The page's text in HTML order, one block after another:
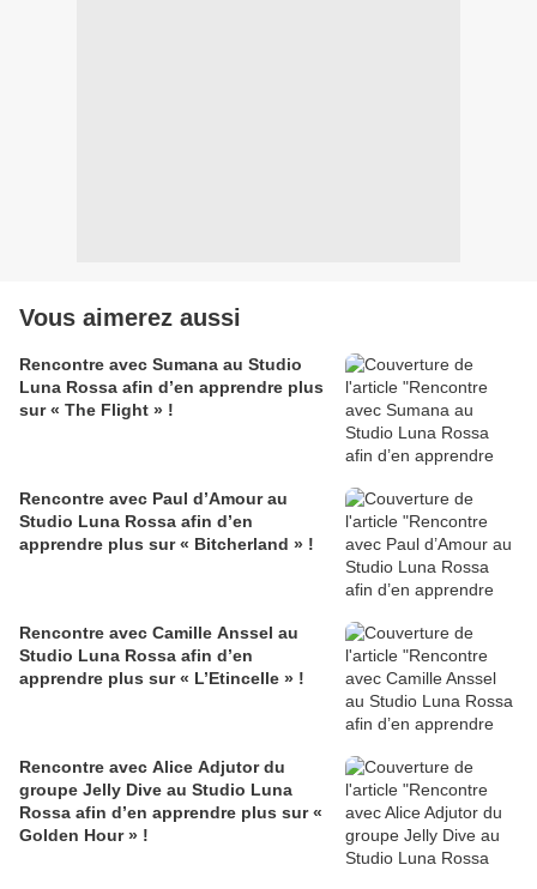
Vous aimerez aussi
Rencontre avec Sumana au Studio
Luna Rossa afin d’en apprendre plus
sur « The Flight » !
Rencontre avec Paul d’Amour au
Studio Luna Rossa afin d’en
apprendre plus sur « Bitcherland » !
Rencontre avec Camille Anssel au
Studio Luna Rossa afin d’en
apprendre plus sur « L’Etincelle » !
Rencontre avec Alice Adjutor du
groupe Jelly Dive au Studio Luna
Rossa afin d’en apprendre plus sur «
Golden Hour » !